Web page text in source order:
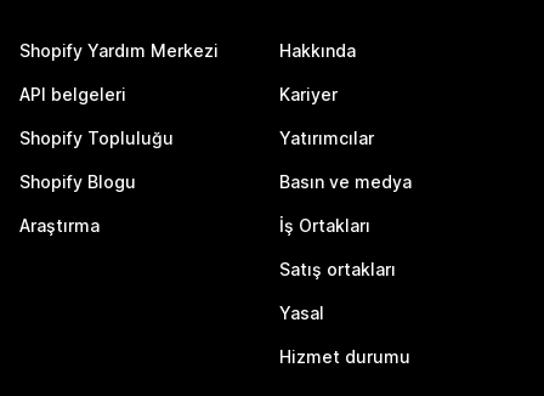
Shopify Yardım Merkezi
API belgeleri
Shopify Topluluğu
Shopify Blogu
Araştırma
Hakkında
Kariyer
Yatırımcılar
Basın ve medya
İş Ortakları
Satış ortakları
Yasal
Hizmet durumu